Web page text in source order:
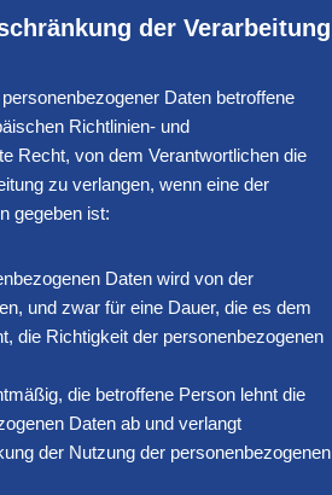
der Verarbeitung
Daten betroffene
Richtlinien- und
Recht, von dem Verantwortlichen die
zu verlangen, wenn eine der
gegeben ist:
Daten wird von der
und zwar für eine Dauer, die es dem
die Richtigkeit der personenbezogenen
die betroffene Person lehnt die
Daten ab und verlangt
der Nutzung der personenbezogenen